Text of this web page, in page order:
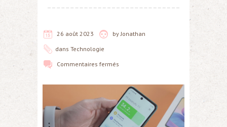
26 août 2023 by Jonathan
dans Technologie
Commentaires fermés